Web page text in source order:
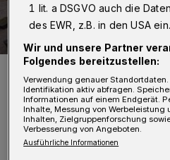
Luftballons für den neuen
Botschafter der Kinderhospizes
Foto: Kerstin Wülfing
1 lit. a DSGVO auch die
des EWR, z.B. in den USA ein.
Wir und unsere Partner
Folgendes bereitzustellen:
Verwendung genauer
Identifikation aktiv abfragen.
Informationen auf einem Endgerät.
Inhalte, Messung von Werbeleistung
Inhalten, Zielgruppenforschung
Verbesserung von Angeboten.
Ausführliche Informationen